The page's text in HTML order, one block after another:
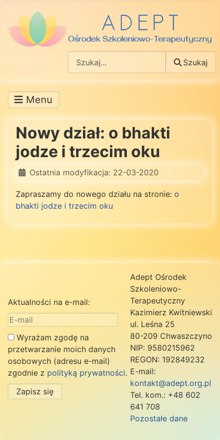
Szukaj
Nowy dział: o bhakti
jodze i trzecim oku
Ostatnia modyfikacja: 22-03-2020
Zapraszamy do nowego działu na stronie: o
bhakti jodze i trzecim oku
Aktualności na e-mail:
Wyrażam zgodę na
przetwarzanie moich danych
osobowych (adresu e-mail)
zgodnie z polityką prywatności.
Zapisz się
Adept Ośrodek
Szkoleniowo-
Terapeutyczny
Kazimierz Kwitniewski
ul. Leśna 25
80-209 Chwaszczyno
NIP: 9580215962
REGON: 192849232
E-mail:
kontakt@adept.org.pl
Tel. kom.: +48 602
641 708
Pozostałe dane